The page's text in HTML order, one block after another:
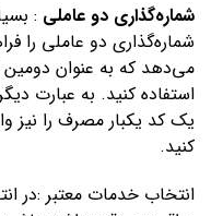
شماره‌گذاری دو عاملی :
شماره‌گذاری دو عاملی را
می‌دهد که به عنوان دومین
استفاده کنید. به عبارت
یک کد یکبار مصرف را نیز
کنید.
انتخاب خدمات معتبر :در